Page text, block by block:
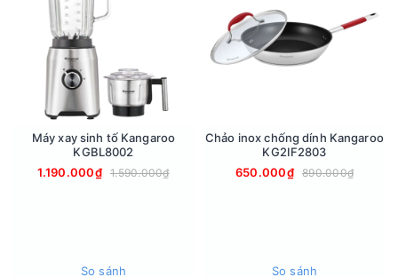
Máy xay sinh tố Kangaroo
KGBL8002
1.190.000₫
1.590.000₫
So sánh
Chảo inox chống dính Kangaroo
KG2IF2803
650.000₫
890.000₫
So sánh